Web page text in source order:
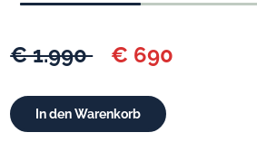
€ 1.990 € 690